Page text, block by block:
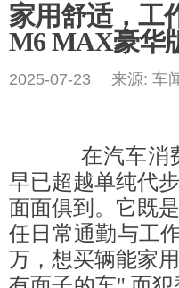
家用舒适，工
M6 MAX豪华
2025-07-23 来源: 车
在汽车消费
早已超越单纯代
面面俱到。它既
任日常通勤与工
万，想买辆能家